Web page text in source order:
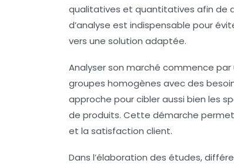
qualitatives et quantitatives afin de
d’analyse est indispensable pour
vers une solution adaptée.
Analyser son marché commence
groupes homogènes avec des
approche pour cibler aussi bien les
de produits. Cette démarche
et la satisfaction client.
Dans l’élaboration des études,